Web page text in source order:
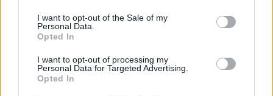
I want to opt-out of the Sale of my
Personal Data.
Opted In
I want to opt-out of processing my
Personal Data for Targeted Advertising.
Opted In
Τελευταία βουτιά για 65χρονη στην παραλία του Καβρού
Φωτιά στο νότιο Ρέθυμνο: Ο Δήμος Αγίου Βασιλείου
ευχαριστεί για το "κύμα αλληλεγγύης"